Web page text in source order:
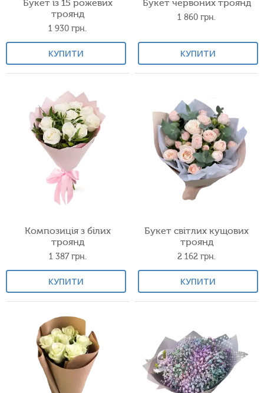
Букет із 15 рожевих
троянд
1 930 грн.
КУПИТИ
Букет червоних троянд
1 860 грн.
КУПИТИ
Композиція з білих
троянд
1 387грн.
КУПИТИ
Букет світлих кущових
троянд
2 162 грн.
КУПИТИ